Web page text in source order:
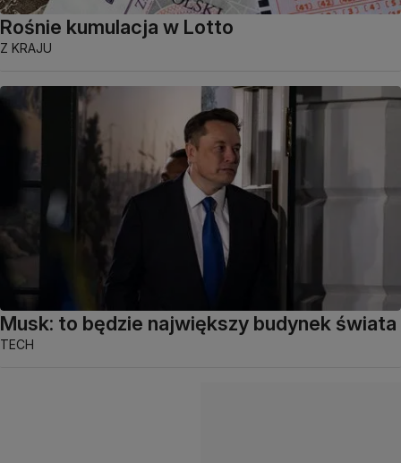
Rośnie kumulacja w Lotto
Z KRAJU
Musk: to będzie największy budynek świata
TECH